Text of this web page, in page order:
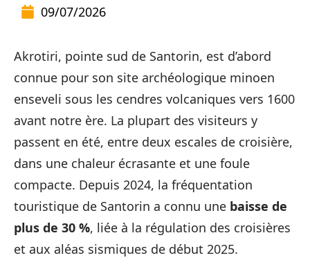
09/07/2026
Akrotiri, pointe sud de Santorin, est d’abord
connue pour son site archéologique minoen
enseveli sous les cendres volcaniques vers 1600
avant notre ère. La plupart des visiteurs y
passent en été, entre deux escales de croisière,
dans une chaleur écrasante et une foule
compacte. Depuis 2024, la fréquentation
touristique de Santorin a connu une baisse de
plus de 30 %, liée à la régulation des croisières
et aux aléas sismiques de début 2025.